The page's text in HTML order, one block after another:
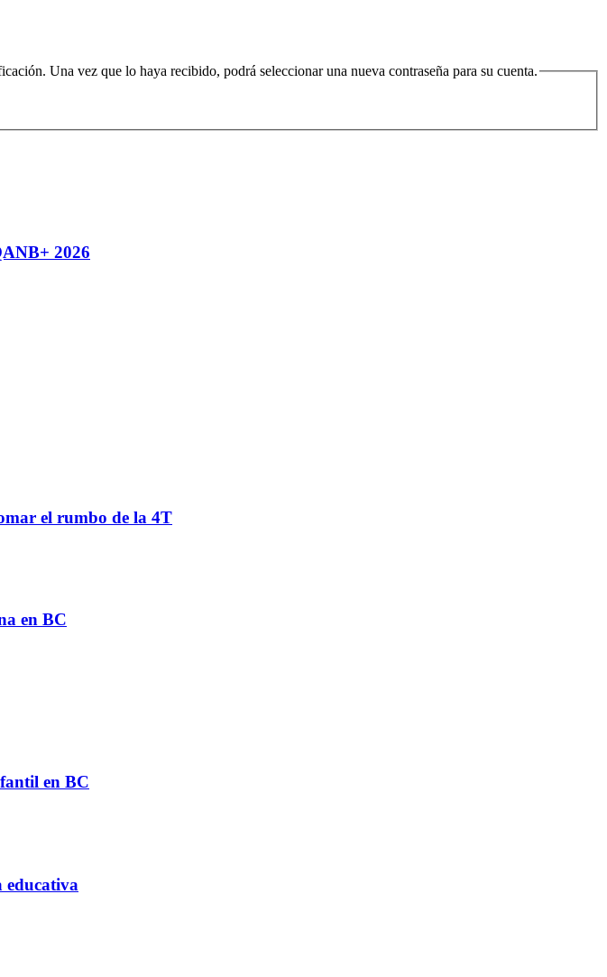
Una vez que lo haya recibido, podrá seleccionar una nueva contraseña para su cuenta.
2026
el rumbo de la 4T
en BC
en BC